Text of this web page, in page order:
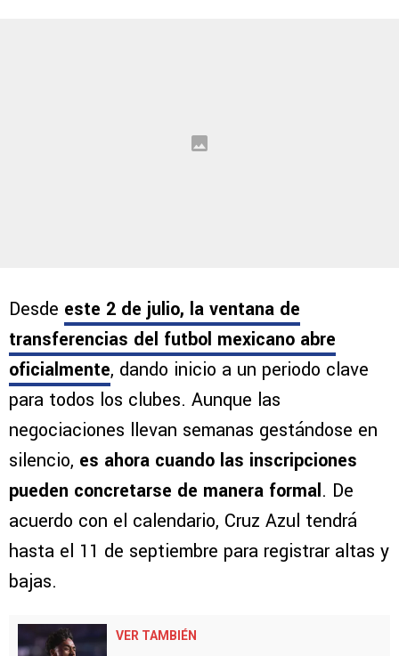
Desde este 2 de julio, la ventana de
transferencias del futbol mexicano abre
oficialmente, dando inicio a un periodo clave
para todos los clubes. Aunque las
negociaciones llevan semanas gestándose en
silencio, es ahora cuando las inscripciones
pueden concretarse de manera formal. De
acuerdo con el calendario, Cruz Azul tendrá
hasta el 11 de septiembre para registrar altas y
bajas.
VER TAMBIÉN